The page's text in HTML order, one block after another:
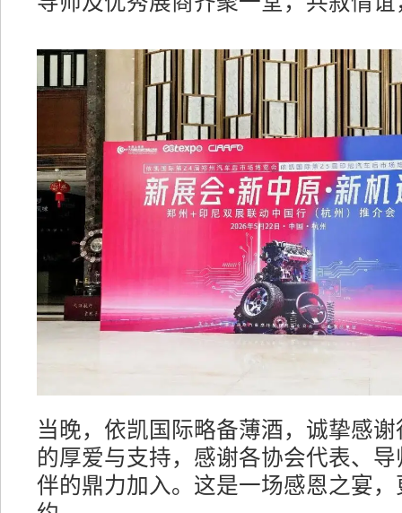
当晚，依凯国际略备薄酒，诚挚感
的厚爱与支持，感谢各协会代表、
伴的鼎力加入。这是一场感恩之宴